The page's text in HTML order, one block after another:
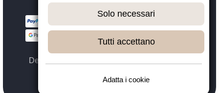
Designed with ❤️ in Dortmund - © 2023 - 2026,
Solo necessari
Tutti accettano
Adatta i cookie